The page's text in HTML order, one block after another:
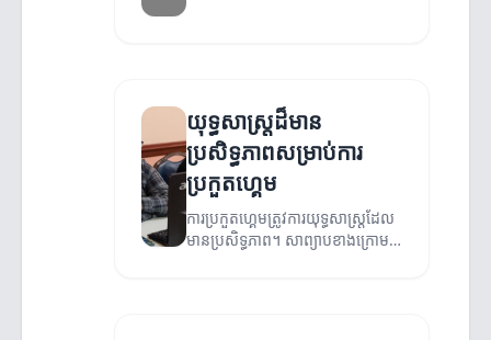
យុទ្ធសាស្ត្រដ៏មាន
ប្រសិទ្ធភាពសម្រាប់ការ
ប្រកួតហ្គេម
ការប្រកួតហ្គេមត្រូវការយុទ្ធសាស្ត្រដែល
មានប្រសិទ្ធភាព។ សាព្យាបខាងក្រោម